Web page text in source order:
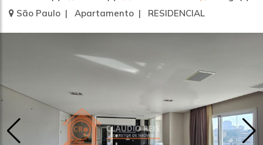
São Paulo | Apartamento | RESIDENCIAL